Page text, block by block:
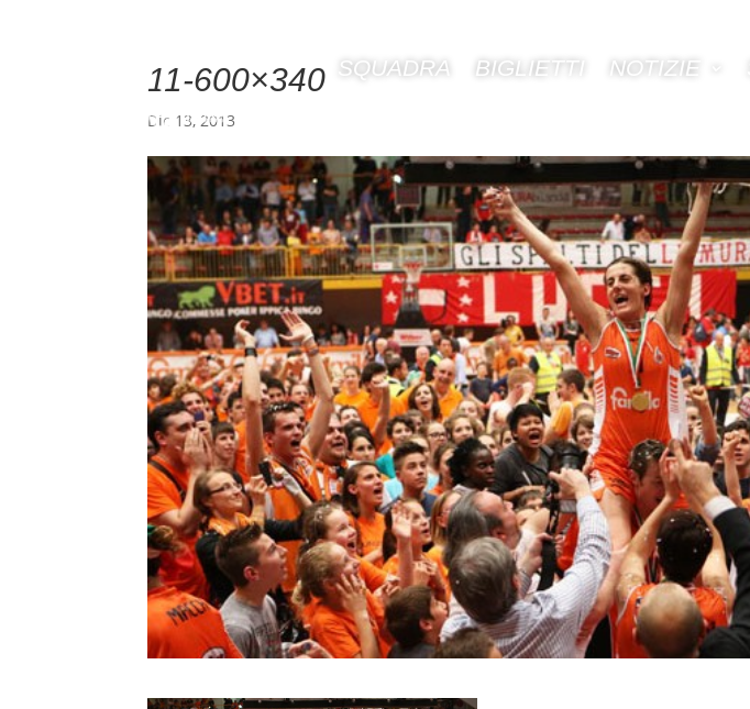
SQUADRA BIGLIETTI NOTIZIE
11-600×340
Dic 13, 2013